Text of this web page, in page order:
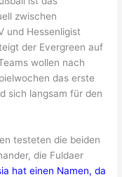
zwischen
und Hessenligist
der Evergreen auf
wollen nach
das erste
sich langsam für den
testeten die beiden
die Fuldaer
hat einen Namen, da